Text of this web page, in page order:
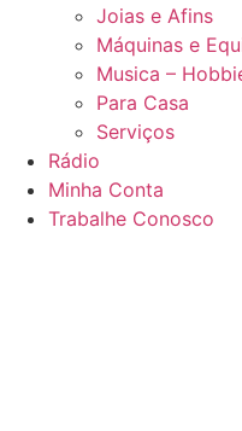
Joias e Afins
Máquinas e
Musica –
Para Casa
Serviços
Rádio
Minha Conta
Trabalhe Conosco